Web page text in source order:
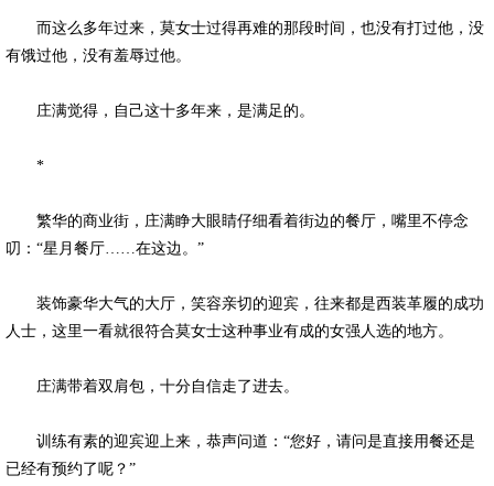
而这么多年过来，莫女士过得再难的那段时间，也没有打过他，没
有饿过他，没有羞辱过他。
庄满觉得，自己这十多年来，是满足的。
*
繁华的商业街，庄满睁大眼睛仔细看着街边的餐厅，嘴里不停念
叨：“星月餐厅……在这边。”
装饰豪华大气的大厅，笑容亲切的迎宾，往来都是西装革履的成功
人士，这里一看就很符合莫女士这种事业有成的女强人选的地方。
庄满带着双肩包，十分自信走了进去。
训练有素的迎宾迎上来，恭声问道：“您好，请问是直接用餐还是
已经有预约了呢？”